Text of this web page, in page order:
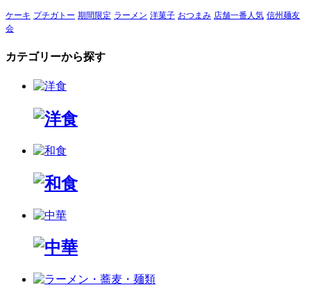
ケーキ プチガトー 期間限定 ラーメン 洋菓子 おつまみ 店舗一番人気 信州麺友
会
カテゴリーから探す